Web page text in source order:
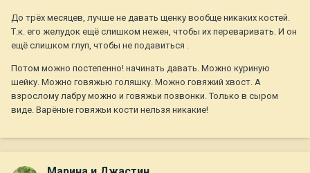
До трёх месяцев, лучше не давать щенку вообще никаких костей.
Т.к. его желудок ещё слишком нежен, чтобы их переваривать. И он
ещё слишком глуп, чтобы не подавиться .
Потом можно постепенно! начинать давать. Можно куриную
шейку. Можно говяжью голяшку. Можно говяжий хвост. А
взрослому лабру можно и говяжьи позвонки. Только в сыром
виде. Варёные говяжьи кости нельзя никакие!